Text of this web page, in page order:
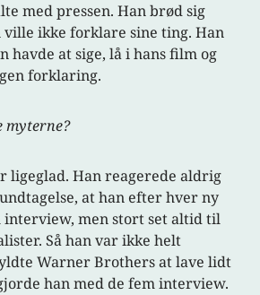
med pressen. Han brød sig
ville ikke forklare sine ting. Han
havde at sige, lå i hans film og
forklaring.
myterne?
ligeglad. Han reagerede aldrig
at han efter hver ny
men stort set altid til
Så han var ikke helt
Warner Brothers at lave lidt
han med de fem interview.